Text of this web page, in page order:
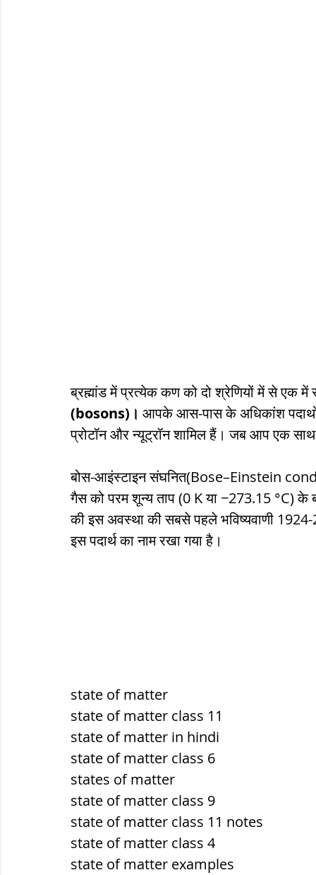
ब्रह्मांड में प्रत्येक कण को दो श्रेणियों में से एक
(bosons)। आपके आस-पास के अधिकांश पदार्थों
प्रोटॉन और न्यूट्रॉन शामिल हैं। जब आप एक
बोस-आइंस्टाइन संघनित(Bose–Einstein
गैस को परम शून्य ताप (0 K या −273.15 °C) के
की इस अवस्था की सबसे पहले भविष्यवाणी
इस पदार्थ का नाम रखा गया है।
state of matter
state of matter class 11
state of matter in hindi
state of matter class 6
states of matter
state of matter class 9
state of matter class 11 notes
state of matter class 4
state of matter examples